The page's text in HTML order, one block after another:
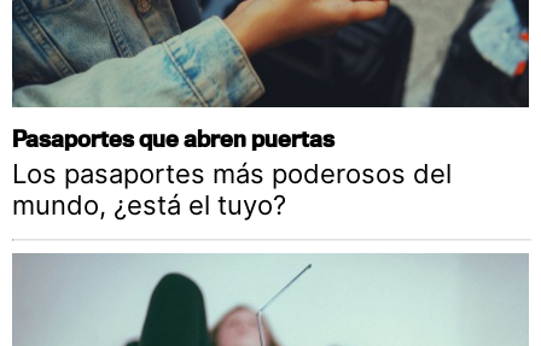
Pasaportes que abren puertas
Los pasaportes más poderosos del
mundo, ¿está el tuyo?